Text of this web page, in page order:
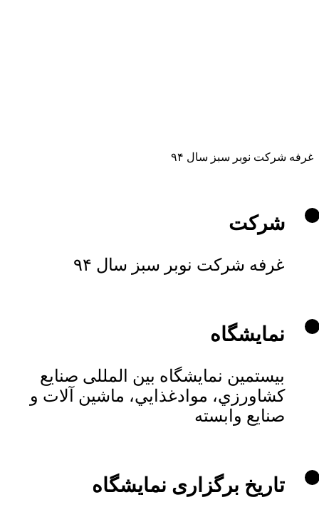
غرفه شرکت نوبر سبز سال ۹۴
شرکت
غرفه شرکت نوبر سبز سال ۹۴
نمایشگاه
بيستمین نمایشگاه بین المللی صنايع
كشاورزي، موادغذایي، ماشین آلات و
صنايع وابسته
تاریخ برگزاری نمایشگاه